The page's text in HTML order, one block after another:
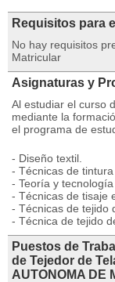
Requisitos para
No hay requisitos
Matricular
Asignaturas y
Al estudiar el curso
mediante la
el programa de
- Diseño textil.
- Técnicas de
- Teoría y tecnología
- Técnicas de tisaje
- Técnicas de tejido
- Técnica de tejido
Puestos de
de Tejedor de
AUTONOMA DE